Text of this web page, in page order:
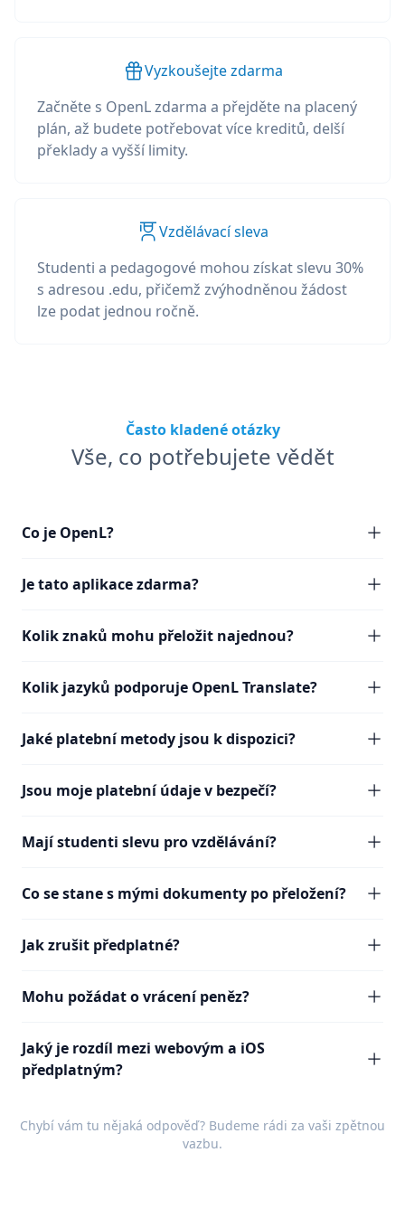
Vyzkoušejte zdarma
Začněte s OpenL zdarma a přejděte na placený
plán, až budete potřebovat více kreditů, delší
překlady a vyšší limity.
Vzdělávací sleva
Studenti a pedagogové mohou získat slevu 30%
s adresou .edu, přičemž zvýhodněnou žádost
lze podat jednou ročně.
Často kladené otázky
Vše, co potřebujete vědět
Co je OpenL?
Je tato aplikace zdarma?
Kolik znaků mohu přeložit najednou?
Kolik jazyků podporuje OpenL Translate?
Jaké platební metody jsou k dispozici?
Jsou moje platební údaje v bezpečí?
Mají studenti slevu pro vzdělávání?
Co se stane s mými dokumenty po přeložení?
Jak zrušit předplatné?
Mohu požádat o vrácení peněz?
Jaký je rozdíl mezi webovým a iOS
předplatným?
Chybí vám tu nějaká odpověď? Budeme rádi za vaši zpětnou
vazbu.